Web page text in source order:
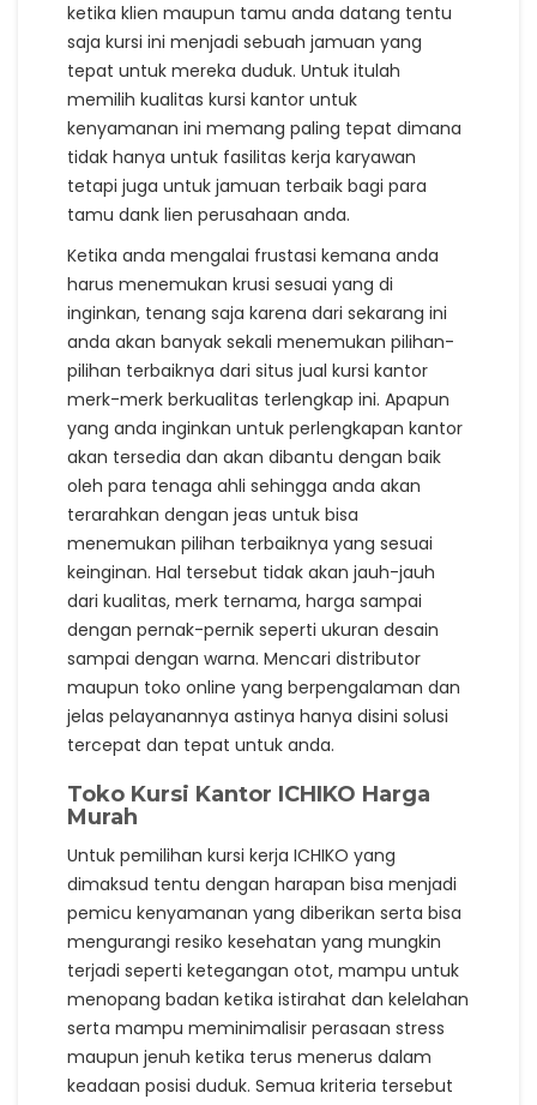
ketika klien maupun tamu anda datang tentu
saja kursi ini menjadi sebuah jamuan yang
tepat untuk mereka duduk. Untuk itulah
memilih kualitas kursi kantor untuk
kenyamanan ini memang paling tepat dimana
tidak hanya untuk fasilitas kerja karyawan
tetapi juga untuk jamuan terbaik bagi para
tamu dank lien perusahaan anda.
Ketika anda mengalai frustasi kemana anda
harus menemukan krusi sesuai yang di
inginkan, tenang saja karena dari sekarang ini
anda akan banyak sekali menemukan pilihan-
pilihan terbaiknya dari situs jual kursi kantor
merk-merk berkualitas terlengkap ini. Apapun
yang anda inginkan untuk perlengkapan kantor
akan tersedia dan akan dibantu dengan baik
oleh para tenaga ahli sehingga anda akan
terarahkan dengan jeas untuk bisa
menemukan pilihan terbaiknya yang sesuai
keinginan. Hal tersebut tidak akan jauh-jauh
dari kualitas, merk ternama, harga sampai
dengan pernak-pernik seperti ukuran desain
sampai dengan warna. Mencari distributor
maupun toko online yang berpengalaman dan
jelas pelayanannya astinya hanya disini solusi
tercepat dan tepat untuk anda.
Toko Kursi Kantor ICHIKO Harga
Murah
Untuk pemilihan kursi kerja ICHIKO yang
dimaksud tentu dengan harapan bisa menjadi
pemicu kenyamanan yang diberikan serta bisa
mengurangi resiko kesehatan yang mungkin
terjadi seperti ketegangan otot, mampu untuk
menopang badan ketika istirahat dan kelelahan
serta mampu meminimalisir perasaan stress
maupun jenuh ketika terus menerus dalam
keadaan posisi duduk. Semua kriteria tersebut